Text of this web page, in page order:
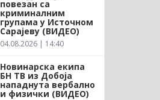
повезан са
криминалним
групама у Источном
Сарајеву (ВИДЕО)
04.08.2026 | 14:40
Новинарска екипа
БН ТВ из Добоја
нападнута вербално
и физички (ВИДЕО)